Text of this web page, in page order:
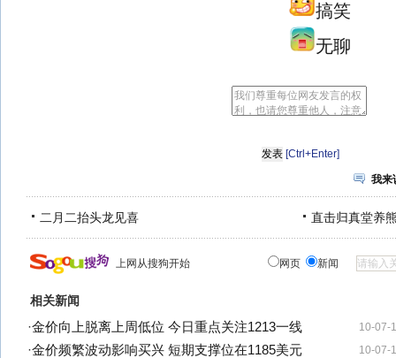
搞笑
无聊
[Ctrl+Enter]
我来
二月二抬头龙见喜 直击归真堂养
上网从搜狗开始 网页 新闻
相关新闻
10-07-
·金价向上脱离上周低位 今日重点关注1213一线
10-07-
·金价频繁波动影响买兴 短期支撑位在1185美元